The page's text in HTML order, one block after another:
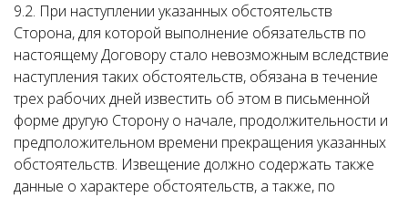
9.2. При наступлении указанных обстоятельств
Сторона, для которой выполнение обязательств по
настоящему Договору стало невозможным вследствие
наступления таких обстоятельств, обязана в течение
трех рабочих дней известить об этом в письменной
форме другую Сторону о начале, продолжительности и
предположительном времени прекращения указанных
обстоятельств. Извещение должно содержать также
данные о характере обстоятельств, а также, по